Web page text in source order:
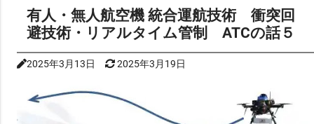
止や地上・水…
有人・無人航空機 統合運航技術 衝突回
避技術・リアルタイム管制 ATCの話５
2025年3月13日 2025年3月19日